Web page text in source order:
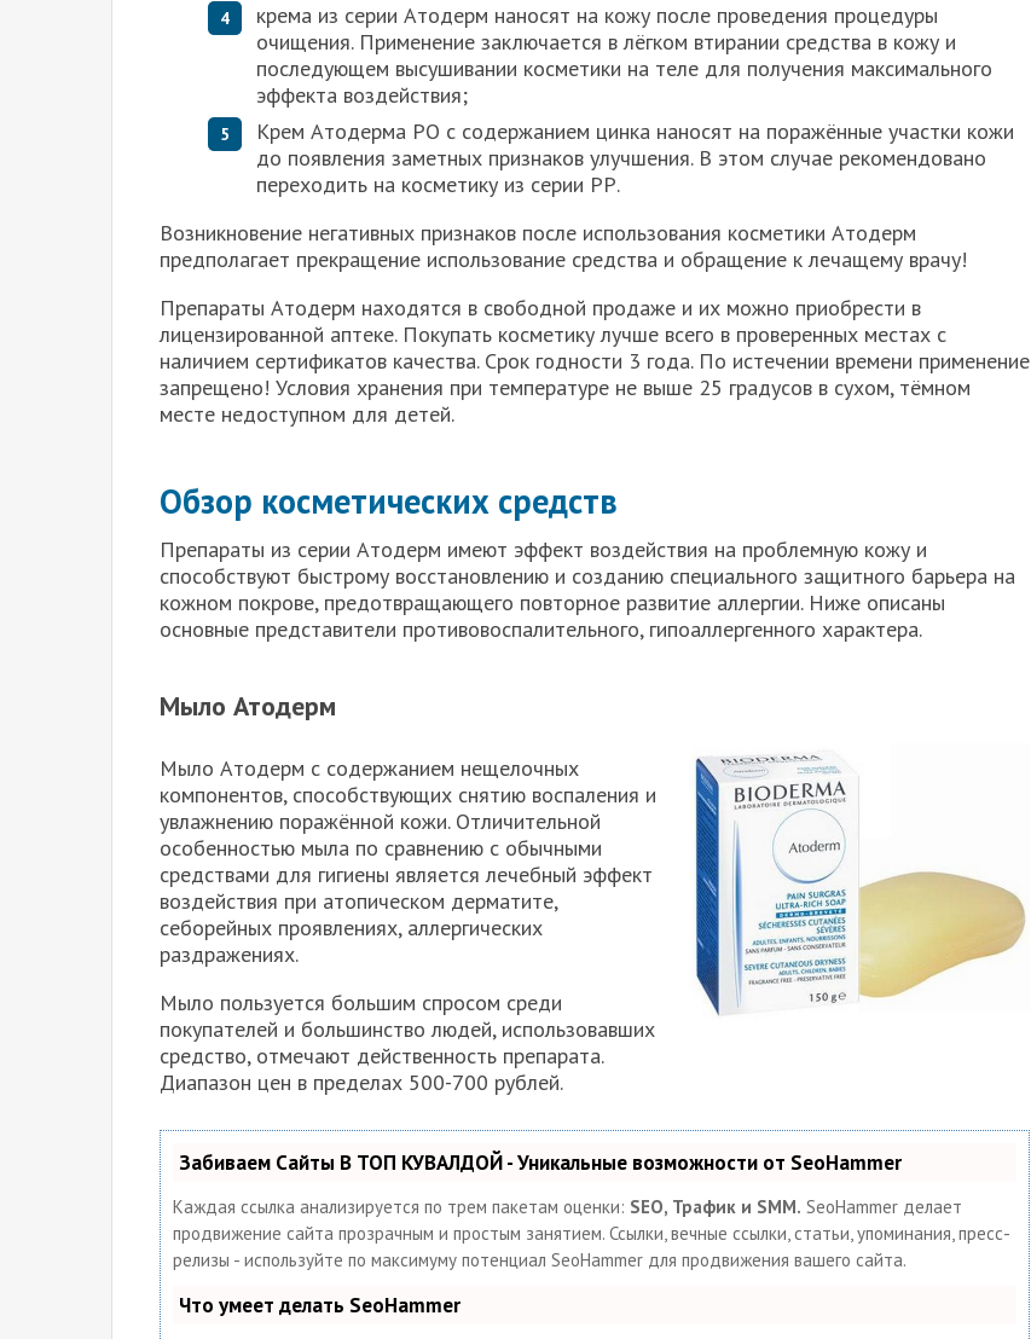
крема из серии Атодерм наносят на кожу после проведения процедуры
очищения. Применение заключается в лёгком втирании средства в кожу и
последующем высушивании косметики на теле для получения максимального
эффекта воздействия;
Крем Атодерма РО с содержанием цинка наносят на поражённые участки кожи
до появления заметных признаков улучшения. В этом случае рекомендовано
переходить на косметику из серии РР.
Возникновение негативных признаков после использования косметики Атодерм
предполагает прекращение использование средства и обращение к лечащему врачу!
Препараты Атодерм находятся в свободной продаже и их можно приобрести в
лицензированной аптеке. Покупать косметику лучше всего в проверенных местах с
наличием сертификатов качества. Срок годности 3 года. По истечении времени применение
запрещено! Условия хранения при температуре не выше 25 градусов в сухом, тёмном
месте недоступном для детей.
Обзор косметических средств
Препараты из серии Атодерм имеют эффект воздействия на проблемную кожу и
способствуют быстрому восстановлению и созданию специального защитного барьера на
кожном покрове, предотвращающего повторное развитие аллергии. Ниже описаны
основные представители противовоспалительного, гипоаллергенного характера.
Мыло Атодерм
Мыло Атодерм с содержанием нещелочных
компонентов, способствующих снятию воспаления и
увлажнению поражённой кожи. Отличительной
особенностью мыла по сравнению с обычными
средствами для гигиены является лечебный эффект
воздействия при атопическом дерматите,
себорейных проявлениях, аллергических
раздражениях.
Мыло пользуется большим спросом среди
покупателей и большинство людей, использовавших
средство, отмечают действенность препарата.
Диапазон цен в пределах 500-700 рублей.
Забиваем Сайты В ТОП КУВАЛДОЙ - Уникальные возможности от SeoHammer
Каждая ссылка анализируется по трем пакетам оценки: SEO, Трафик и SMM. SeoHammer делает
продвижение сайта прозрачным и простым занятием. Ссылки, вечные ссылки, статьи, упоминания, пресс-
релизы - используйте по максимуму потенциал SeoHammer для продвижения вашего сайта.
Что умеет делать SeoHammer